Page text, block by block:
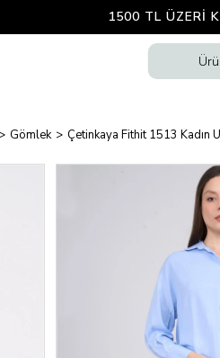
1500 TL ÜZERI
Gömlek Çetinkaya Fithit 1513 Kadın